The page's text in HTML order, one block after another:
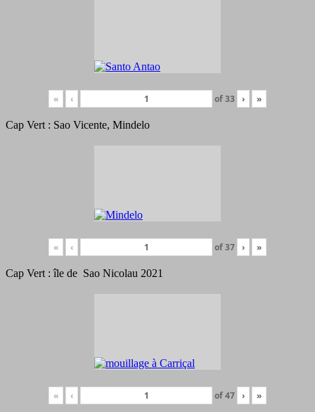
« ‹ of33 › »
Cap Vert : Sao Vicente, Mindelo
« ‹ of37 › »
Cap Vert : île de Sao Nicolau 2021
« ‹ of47 › »